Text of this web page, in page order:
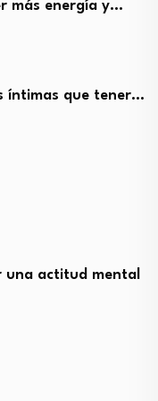
más energía y…
íntimas que tener…
una actitud mental